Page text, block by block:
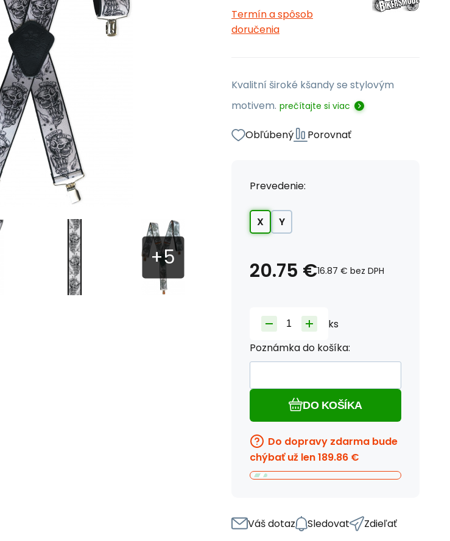
Termín a spôsob
doručenia
Kvalitní široké kšandy se stylovým
motivem. prečítajte si viac
Obľúbený Porovnať
Prevedenie:
X Y
20.75 €16.87 € bez DPH
ks
Poznámka do košíka:
DO KOŠÍKA
Do dopravy zdarma bude
chýbať už len189.86 €
Váš dotaz Sledovat Zdieľať